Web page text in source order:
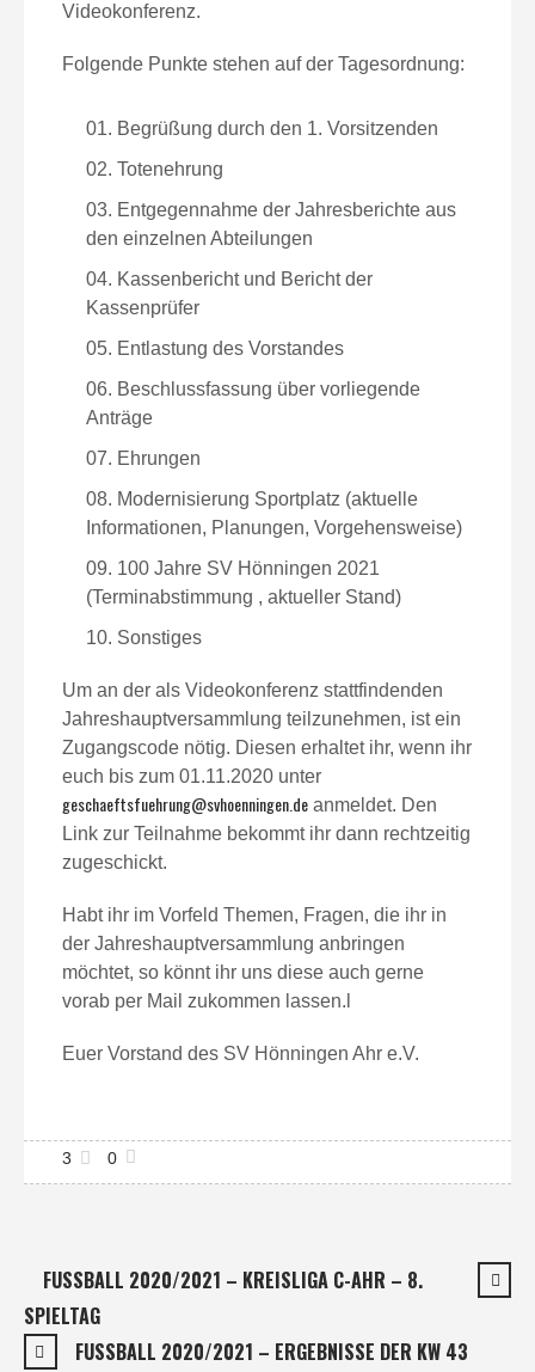
Videokonferenz.
Folgende Punkte stehen auf der Tagesordnung:
Begrüßung durch den 1. Vorsitzenden
Totenehrung
Entgegennahme der Jahresberichte aus
den einzelnen Abteilungen
Kassenbericht und Bericht der
Kassenprüfer
Entlastung des Vorstandes
Beschlussfassung über vorliegende
Anträge
Ehrungen
Modernisierung Sportplatz (aktuelle
Informationen, Planungen, Vorgehensweise)
100 Jahre SV Hönningen 2021
(Terminabstimmung , aktueller Stand)
Sonstiges
Um an der als Videokonferenz stattfindenden
Jahreshauptversammlung teilzunehmen, ist ein
Zugangscode nötig. Diesen erhaltet ihr, wenn ihr
euch bis zum 01.11.2020 unter
geschaeftsfuehrung@svhoenningen.de anmeldet. Den
Link zur Teilnahme bekommt ihr dann rechtzeitig
zugeschickt.
Habt ihr im Vorfeld Themen, Fragen, die ihr in
der Jahreshauptversammlung anbringen
möchtet, so könnt ihr uns diese auch gerne
vorab per Mail zukommen lassen.l
Euer Vorstand des SV Hönningen Ahr e.V.
0
3
FUSSBALL 2020/2021 – KREISLIGA C-AHR – 8.
SPIELTAG
FUSSBALL 2020/2021 – ERGEBNISSE DER KW 43